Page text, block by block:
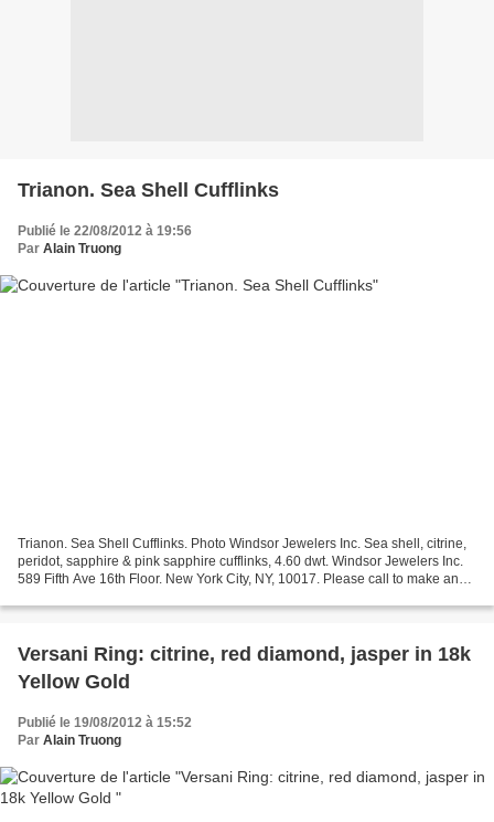
Trianon. Sea Shell Cufflinks
Publié le 22/08/2012 à 19:56
Par Alain Truong
Trianon. Sea Shell Cufflinks. Photo Windsor Jewelers Inc. Sea shell, citrine,
peridot, sapphire & pink sapphire cufflinks, 4.60 dwt. Windsor Jewelers Inc.
589 Fifth Ave 16th Floor. New York City, NY, 10017. Please call to make an
Versani Ring: citrine, red diamond, jasper in 18k
Yellow Gold
Publié le 19/08/2012 à 15:52
Par Alain Truong